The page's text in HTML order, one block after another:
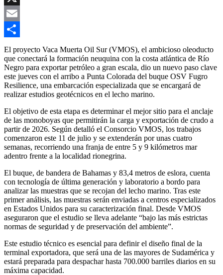
Link
X
Email
Compartir
El proyecto Vaca Muerta Oil Sur (VMOS), el ambicioso oleoducto
que conectará la formación neuquina con la costa atlántica de Río
Negro para exportar petróleo a gran escala, dio un nuevo paso clave
este jueves con el arribo a Punta Colorada del buque OSV Fugro
Resilience, una embarcación especializada que se encargará de
realizar estudios geotécnicos en el lecho marino.
El objetivo de esta etapa es determinar el mejor sitio para el anclaje
de las monoboyas que permitirán la carga y exportación de crudo a
partir de 2026. Según detalló el Consorcio VMOS, los trabajos
comenzaron este 11 de julio y se extenderán por unas cuatro
semanas, recorriendo una franja de entre 5 y 9 kilómetros mar
adentro frente a la localidad rionegrina.
El buque, de bandera de Bahamas y 83,4 metros de eslora, cuenta
con tecnología de última generación y laboratorio a bordo para
analizar las muestras que se recojan del lecho marino. Tras este
primer análisis, las muestras serán enviadas a centros especializados
en Estados Unidos para su caracterización final. Desde VMOS
aseguraron que el estudio se lleva adelante “bajo las más estrictas
normas de seguridad y de preservación del ambiente”.
Este estudio técnico es esencial para definir el diseño final de la
terminal exportadora, que será una de las mayores de Sudamérica y
estará preparada para despachar hasta 700.000 barriles diarios en su
máxima capacidad.